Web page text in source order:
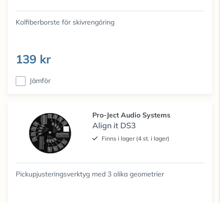
Kolfiberborste för skivrengöring
139 kr
Jämför
Pro-Ject Audio Systems
Align it DS3
Finns i lager (4 st. i lager)
Pickupjusteringsverktyg med 3 olika geometrier